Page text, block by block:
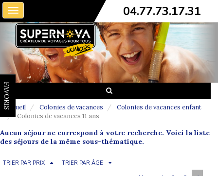
Toggle
navigation
04.77.73.17.31
FAVORIS
Accueil Colonies de vacances
Colonies de vacances enfant
Colonies de vacances 11 ans
Aucun séjour ne correspond à votre recherche. Voici la liste
des séjours de la même sous-thématique.
TRIER PAR PRIX TRIER PAR ÂGE